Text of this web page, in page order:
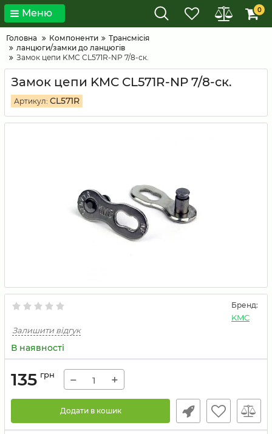
Меню 0
Головна Компоненти
Трансмісія
ланцюги/замки до ланцюгів
Замок цепи KMC CL571R-NP 7/8-ск.
Замок цепи KMC CL571R-NP 7/8-ск.
Артикул: CL571R
Бренд:
KMC
Залишити відгук
В наявності
135 грн − +
Додати в кошик